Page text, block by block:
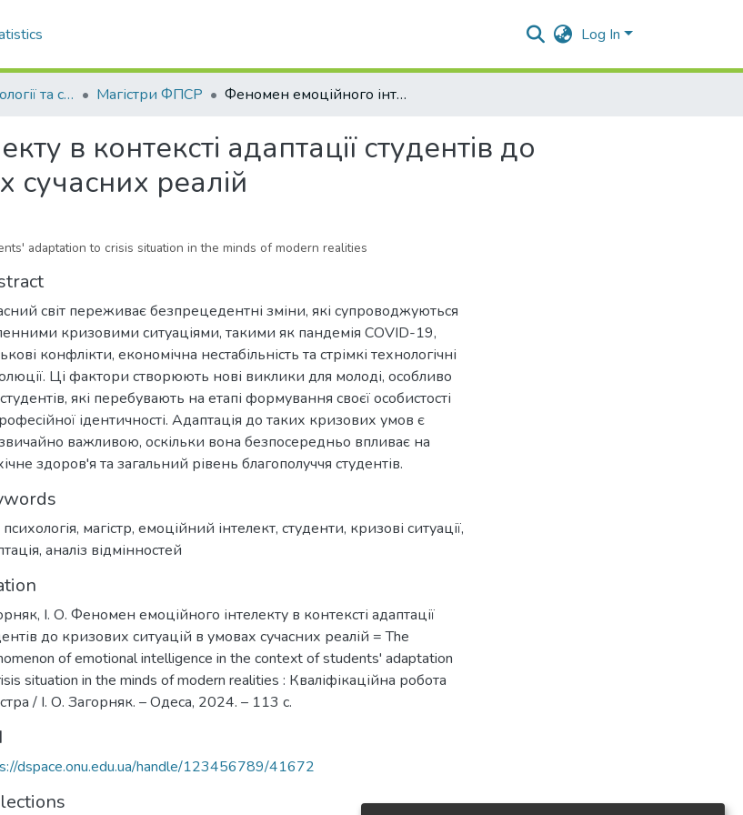
Log In
Факультет психології та соціальної роботи Магістри ФПСР Феномен емоційного інтелекту в контексті адаптації студентів до кризових ситуацій в умовах сучасних реалій
в контексті адаптації студентів до
сучасних реалій
adaptation to crisis situation in the minds of modern realities
світ переживає безпрецедентні зміни, які супроводжуються
кризовими ситуаціями, такими як пандемія COVID-19,
конфлікти, економічна нестабільність та стрімкі технологічні
Ці фактори створюють нові виклики для молоді, особливо
які перебувають на етапі формування своєї особистості
ідентичності. Адаптація до таких кризових умов є
важливою, оскільки вона безпосередньо впливає на
здоров'я та загальний рівень благополуччя студентів.
, магістр, емоційний інтелект, студенти, кризові ситуації,
, аналіз відмінностей
І. О. Феномен емоційного інтелекту в контексті адаптації
до кризових ситуацій в умовах сучасних реалій = The
of emotional intelligence in the context of students' adaptation
situation in the minds of modern realities : Кваліфікаційна робота
/ І. О. Загорняк. – Одеса, 2024. – 113 с.
dspace.onu.edu.ua/handle/123456789/41672